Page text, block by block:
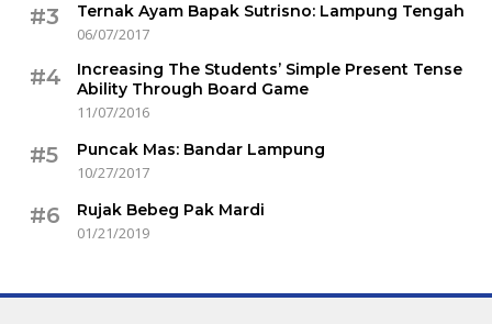
#3
Ternak Ayam Bapak Sutrisno: Lampung Tengah
06/07/2017
#4
Increasing The Students’ Simple Present Tense
Ability Through Board Game
11/07/2016
#5
Puncak Mas: Bandar Lampung
10/27/2017
#6
Rujak Bebeg Pak Mardi
01/21/2019